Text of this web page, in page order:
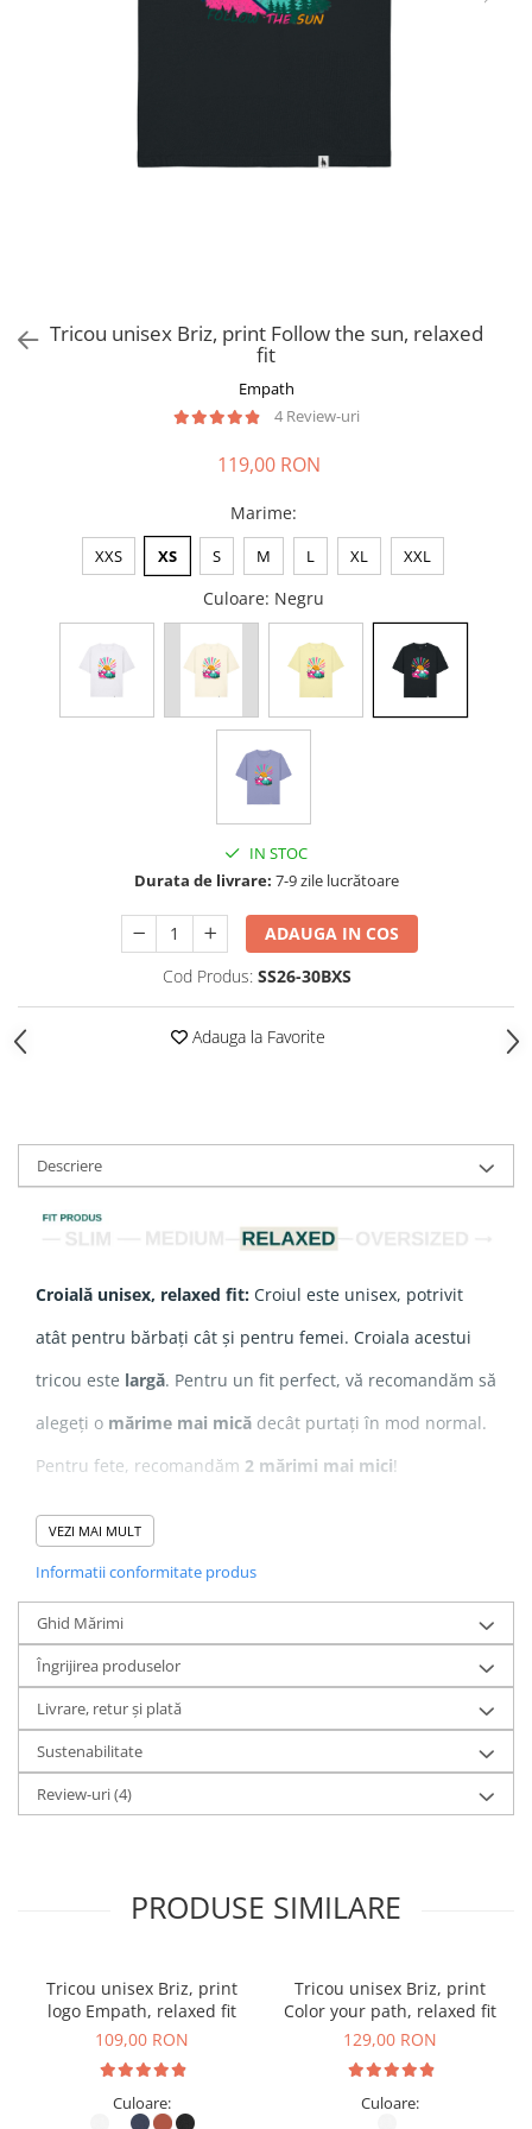
Tricou unisex Briz, print Follow the sun, relaxed
fit
Empath
4 Review-uri
119,00 RON
Marime:
XXS XS S M L XL XXL
Culoare: Negru
IN STOC
Durata de livrare: 7-9 zile lucrătoare
ADAUGA IN COS
Cod Produs: SS26-30BXS
Adauga la Favorite
Descriere
Croială unisex, relaxed fit: Croiul este unisex, potrivit
atât pentru bărbați cât și pentru femei. Croiala acestui
tricou este largă. Pentru un fit perfect, vă recomandăm să
alegeți o mărime mai mică decât purtați în mod normal.
Pentru fete, recomandăm 2 mărimi mai mici!
Compozitie: 100% Bumbac Organic ringspun pieptănat
Print: Direct în țesătură realizată cu
cerneală certificată Oeko-Tex
Realizat din100% bumbac organic ringspun pieptănat
acest tricou oferă o textură fină și moale, fiind extrem de
Designul este realizat prin print direct în țesătură
că este
sigură pentru piele
, fără substanțe toxice. Printul
rămâneintens și durabilchiar și după multiple spălări.
VEZI MAI MULT
Informatii conformitate produs
Ghid Mărimi
Îngrijirea produselor
Livrare, retur și plată
Sustenabilitate
Review-uri(4)
PRODUSE SIMILARE
Tricou unisex Briz, print
logo Empath, relaxed fit
109,00 RON
Culoare:
Tricou unisex Briz, print
Color your path, relaxed fit
129,00 RON
Culoare: